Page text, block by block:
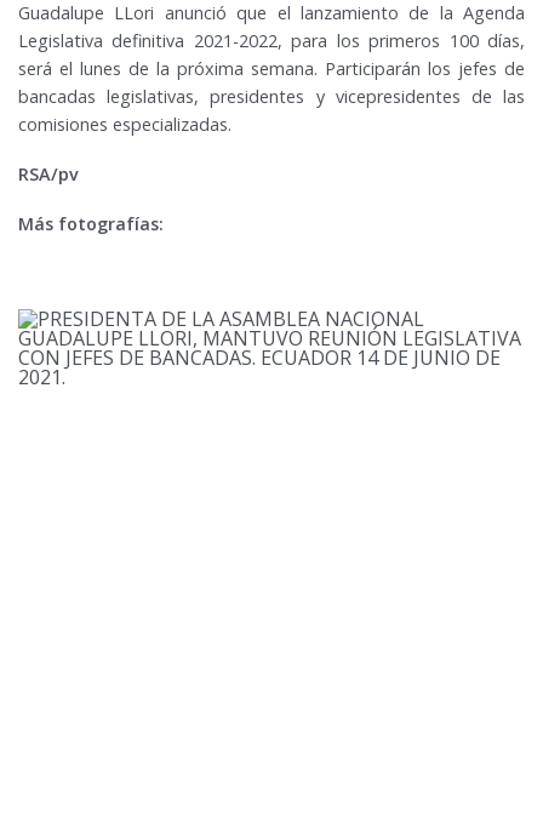
Guadalupe LLori anunció que el lanzamiento de la Agenda
Legislativa definitiva 2021-2022, para los primeros 100 días,
será el lunes de la próxima semana. Participarán los jefes de
bancadas legislativas, presidentes y vicepresidentes de las
comisiones especializadas.
RSA/pv
Más fotografías: